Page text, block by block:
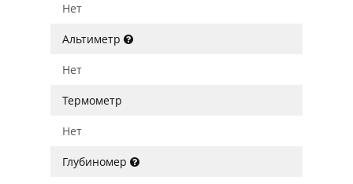
Нет
Альтиметр
Нет
Термометр
Нет
Глубиномер